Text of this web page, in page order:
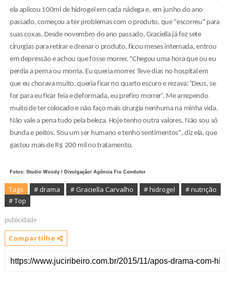
ela aplicou 100ml de hidrogel em cada nádega e, em junho do ano
passado, começou a ter problemas com o produto, que "escorreu" para
suas coxas. Desde novembro do ano passado, Graciella já fez sete
cirurgias para retirar e drenar o produto, ficou meses internada, entrou
em depressão e achou que fosse morrer. "Chegou uma hora que ou eu
perdia a perna ou morria. Eu queria morrer. Teve dias no hospital em
que eu chorava muito, queria ficar no quarto escuro e rezava: 'Deus, se
for para eu ficar feia e deformada, eu prefiro morrer'. Me arrependo
muito de ter colocado e não faço mais cirurgia nenhuma na minha vida.
Não vale a pena tudo pela beleza. Hoje tenho outra valores. Não sou só
bunda e peitos. Sou um ser humano e tenho sentimentos", diz ela, que
gastou mais de R$ 200 mil no tratamento.
Fotos: Studio Woody / Divulgação/ Agência Fio Condutor
Tags # drama # Graciella Carvalho # hidrogel
# nutrição
# Top
publicidade
Compartilhe